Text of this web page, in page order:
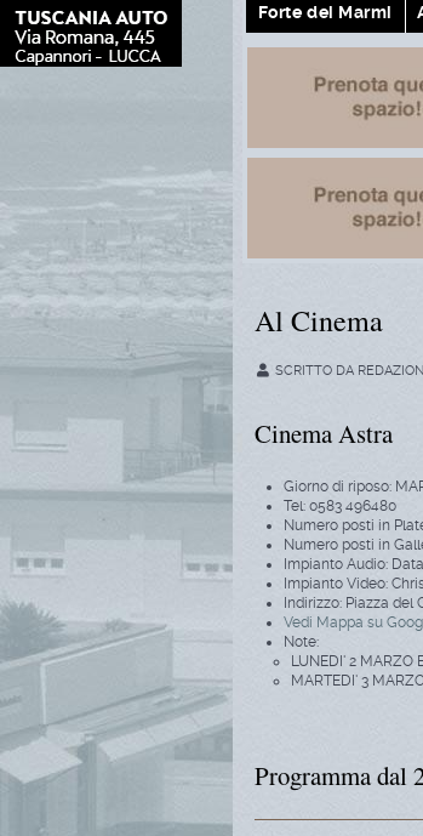
Forte dei Marmi
Al Cinema
SCRITTO DA
Cinema Astra
Giorno di riposo:
Tel: 0583 496480
Numero posti in
Numero posti in
Impianto Audio:
Impianto Video:
Indirizzo: Piazza del
Vedi Mappa su
Note:
LUNEDI' 2 MARZO
MARTEDI' 3
Programma dal